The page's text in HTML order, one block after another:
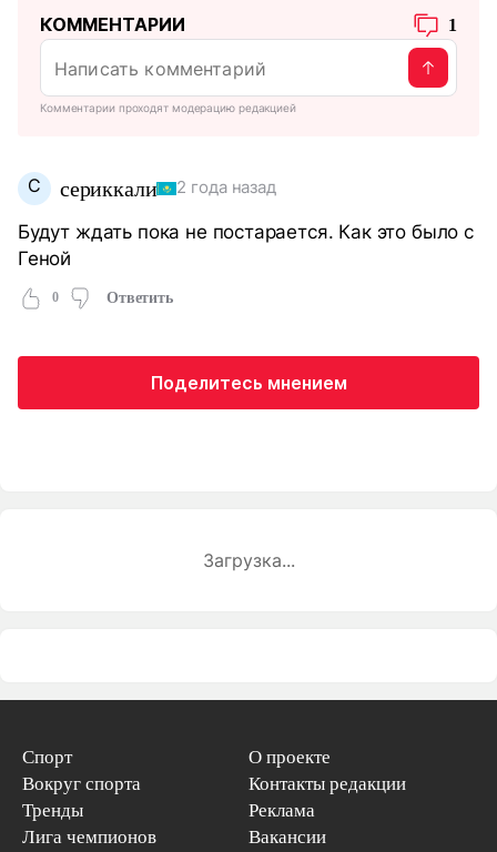
КОММЕНТАРИИ 1
Комментарии проходят модерацию редакцией
С сериккали 2 года назад
Будут ждать пока не постарается. Как это было с
Геной
0 Ответить
Поделитесь мнением
Загрузка...
Спорт
Вокруг спорта
Тренды
Лига чемпионов
О проекте
Контакты редакции
Реклама
Вакансии